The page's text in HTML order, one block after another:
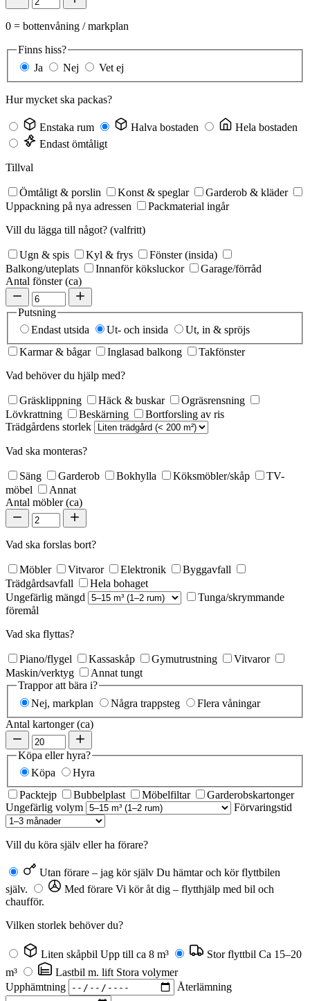
0 = bottenvåning / markplan
Finns hiss?
Ja
Nej Vet ej
Hur mycket ska packas?
Enstaka rum Halva bostaden
Hela bostaden
Endast ömtåligt
Tillval
Ömtåligt & porslin Konst & speglar
Garderob & kläder
Uppackning på nya adressen
Packmaterial ingår
Vill du lägga till något? (valfritt)
Ugn & spis Kyl & frys
Fönster (insida)
Balkong/uteplats
Innanför köksluckor
Garage/förråd
Antal fönster (ca)
Putsning
Endast utsida
Ut- och insida
Ut, in & spröjs
Karmar & bågar
Inglasad balkong
Takfönster
Vad behöver du hjälp med?
Gräsklippning Häck & buskar
Ogräsrensning
Lövkrattning
Beskärning
Bortforsling av ris
Trädgårdens storlek
Vad ska monteras?
Säng Garderob Bokhylla Köksmöbler/skåp
TV-
möbel
Annat
Antal möbler (ca)
Vad ska forslas bort?
Möbler Vitvaror Elektronik
Byggavfall
Trädgårdsavfall
Hela bohaget
Ungefärlig mängd
Tunga/skrymmande
föremål
Vad ska flyttas?
Piano/flygel Kassaskåp Gymutrustning
Vitvaror
Maskin/verktyg
Annat tungt
Trappor att bära i?
Nej, markplan
Några trappsteg
Flera våningar
Antal kartonger (ca)
Köpa eller hyra?
Köpa
Hyra
Packtejp
Bubbelplast Möbelfiltar
Garderobskartonger
Ungefärlig volym
Förvaringstid
Vill du köra själv eller ha förare?
Utan förare – jag kör själv Du hämtar och kör flyttbilen
själv.
Med förare Vi kör åt dig – flytthjälp med bil och
chaufför.
Vilken storlek behöver du?
Liten skåpbil Upp till ca 8 m³ Stor flyttbil Ca 15–20
m³
Lastbil m. lift Stora volymer
Upphämtning
Återlämning